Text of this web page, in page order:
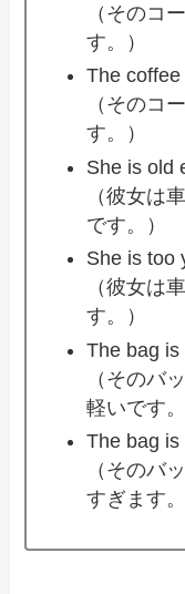
（そのコ
す。）
The
（そのコ
す。）
She is old
（彼女は
です。）
She is too
（彼女は
す。）
The bag is
（そのバ
軽いです。
The bag is
（そのバ
すぎます。